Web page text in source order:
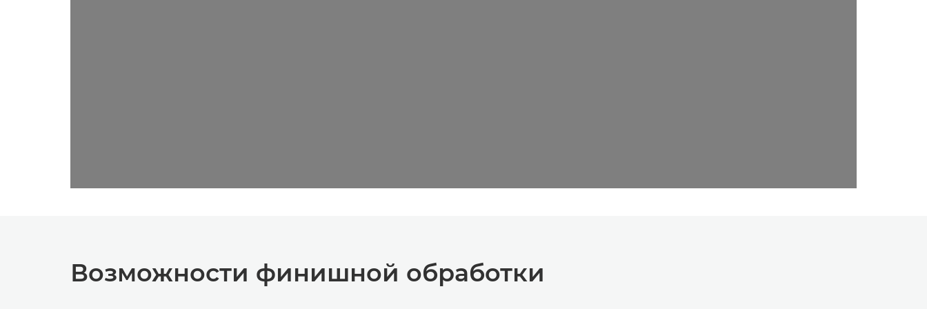
Возможности финишной обработки